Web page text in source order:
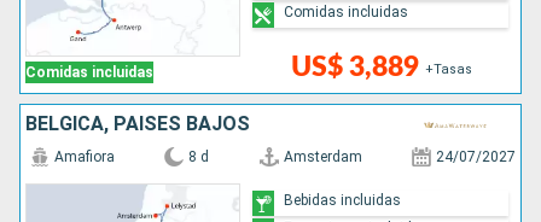
Comidas incluidas US$ 3,889 +Tasas
Comidas incluidas
BÉLGICA, PAISES BAJOS
Amafiora 8 d Amsterdam 24/07/2027
Bebidas incluidas